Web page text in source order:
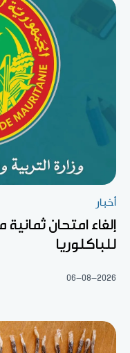
أخبار
إلغاء امتحان
للباكلوريا
06-08-2026